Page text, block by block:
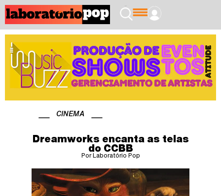
CINEMA
Dreamworks encanta as telas
do CCBB
Por Laboratório Pop